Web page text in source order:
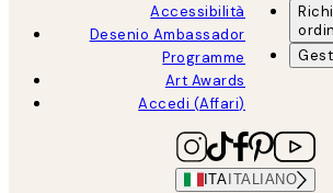
Accessibilità
Desenio Ambassador
Programme
Art Awards
Accedi (Affari)
ITA ITALIANO